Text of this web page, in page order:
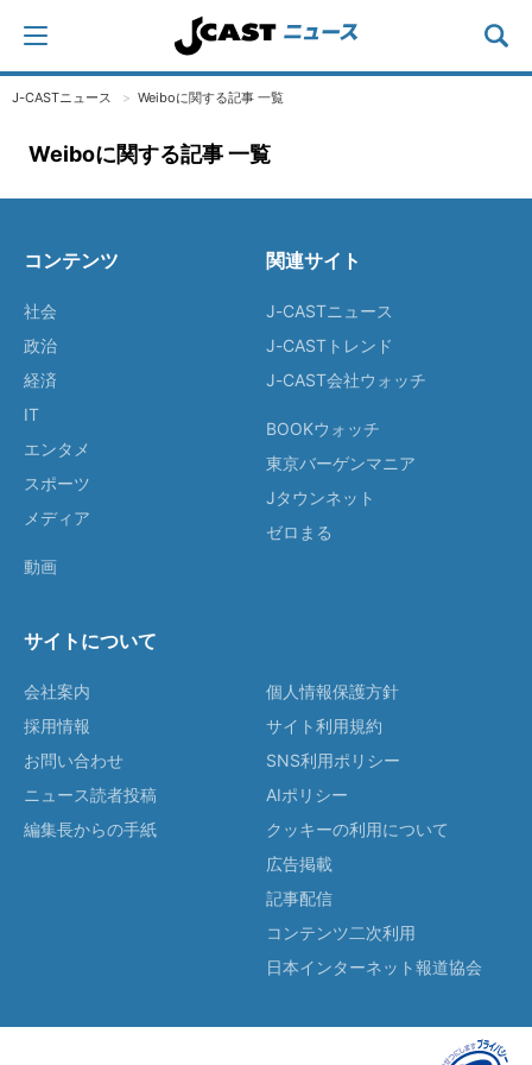
J-CASTニュース Weiboに関する記事 一覧
Weiboに関する記事 一覧
コンテンツ
社会
政治
経済
IT
エンタメ
スポーツ
メディア
動画
関連サイト
J-CASTニュース
J-CASTトレンド
J-CAST会社ウォッチ
BOOKウォッチ
東京バーゲンマニア
Jタウンネット
ゼロまる
サイトについて
会社案内
採用情報
お問い合わせ
ニュース読者投稿
編集長からの手紙
個人情報保護方針
サイト利用規約
SNS利用ポリシー
AIポリシー
クッキーの利用について
広告掲載
記事配信
コンテンツ二次利用
日本インターネット報道協会